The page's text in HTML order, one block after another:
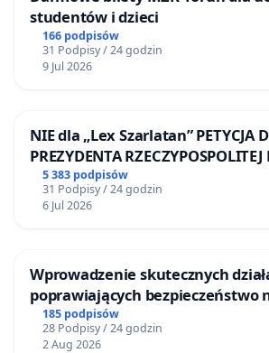
studentów i dzieci
166 podpisów
31 Podpisy / 24 godzin
9 Jul 2026
NIE dla „Lex Szarlatan” PETYCJA
PREZYDENTA RZECZYPOSPOLITEJ
5 383 podpisów
31 Podpisy / 24 godzin
6 Jul 2026
Wprowadzenie skutecznych
poprawiających bezpieczeństwo
Żeromskiego w Otwocku
185 podpisów
28 Podpisy / 24 godzin
2 Aug 2026